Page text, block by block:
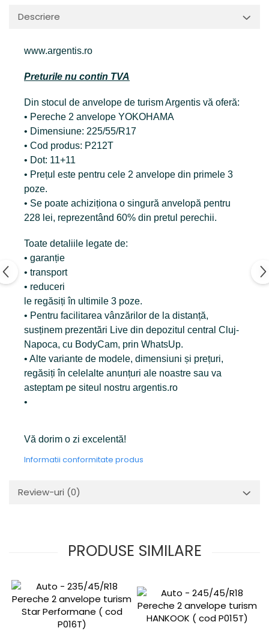
Descriere
www.argentis.ro
Preturile nu contin TVA
Din stocul de anvelope de turism Argentis vă oferă:
• Pereche 2 anvelope YOKOHAMA
• Dimensiune: 225/55/R17
• Cod produs: P212T
• Dot: 11+11
• Prețul este pentru cele 2 anvelope din primele 3
poze.
• Se poate achiziționa o singură anvelopă pentru
228 lei, reprezentând 60% din pretul perechii.
Toate detaliile legate de:
• garanție
• transport
• reduceri
le regăsiți în ultimile 3 poze.
• Pentru facilitarea vânzărilor de la distanță,
susținem prezentări Live din depozitul central Cluj-
Napoca, cu BodyCam, prin WhatsUp.
• Alte variante de modele, dimensiuni și prețuri,
regăsiți în celelalte anunțuri ale noastre sau va
asteptam pe siteul nostru argentis.ro
•
Vă dorim o zi excelentă!
Informatii conformitate produs
Review-uri (0)
PRODUSE SIMILARE